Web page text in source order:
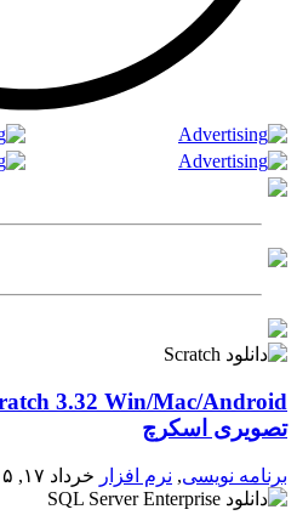
تصویری اسکرچ
برنامه نویسی, نرم افزار خرداد ۱۷, ۱۴۰۵